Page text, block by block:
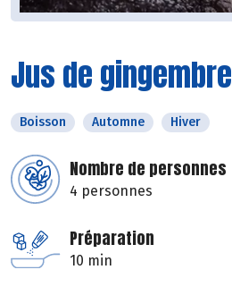
Jus de
Boisson Automne Hiver
Nombre de personnes
4 personnes
Préparation
10 min